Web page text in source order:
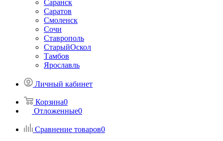
Саранск
Саратов
Смоленск
Сочи
Ставрополь
СтарыйОскол
Тамбов
Ярославль
Личный кабинет
Корзина0
Отложенные0
Сравнение товаров0